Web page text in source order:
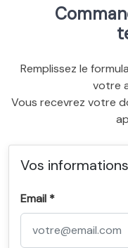
Remplissez le
votre
Vous recevrez votre
Vos informations
Email *